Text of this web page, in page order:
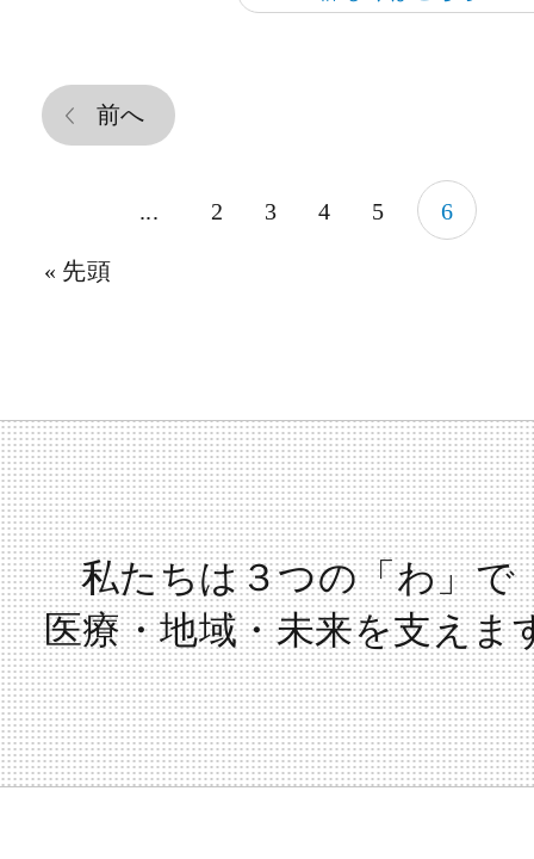
« 先頭
前へ
... 2 3 4 5 6
私たちは３つの「わ」で
医療・地域・未来を支えま